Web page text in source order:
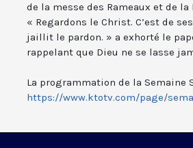
de la messe des Rameaux et de la
« Regardons le Christ. C’est de
jaillit le pardon. » a exhorté le
rappelant que Dieu ne se lasse
La programmation de la Semaine
https://www.ktotv.com/page/